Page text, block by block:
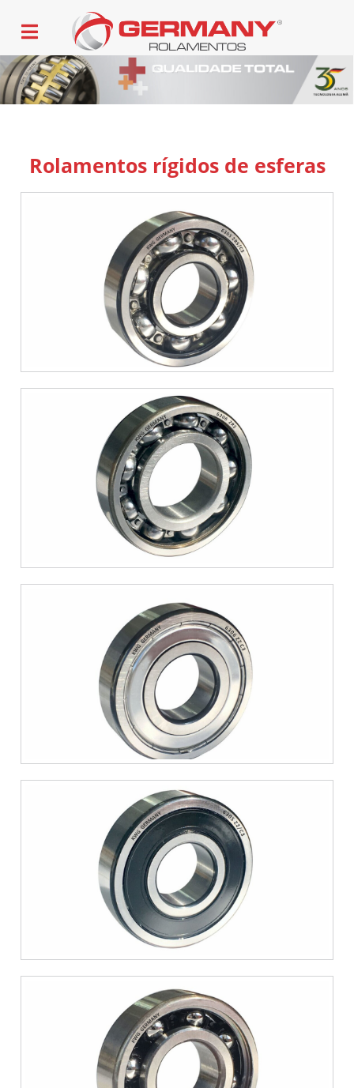
Rolamentos rígidos de esferas